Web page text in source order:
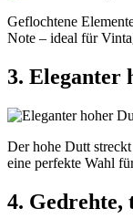
Geflochtene
Note – ideal für
3. Eleganter
Der hohe Dutt
eine perfekte Wahl
4. Gedrehte,